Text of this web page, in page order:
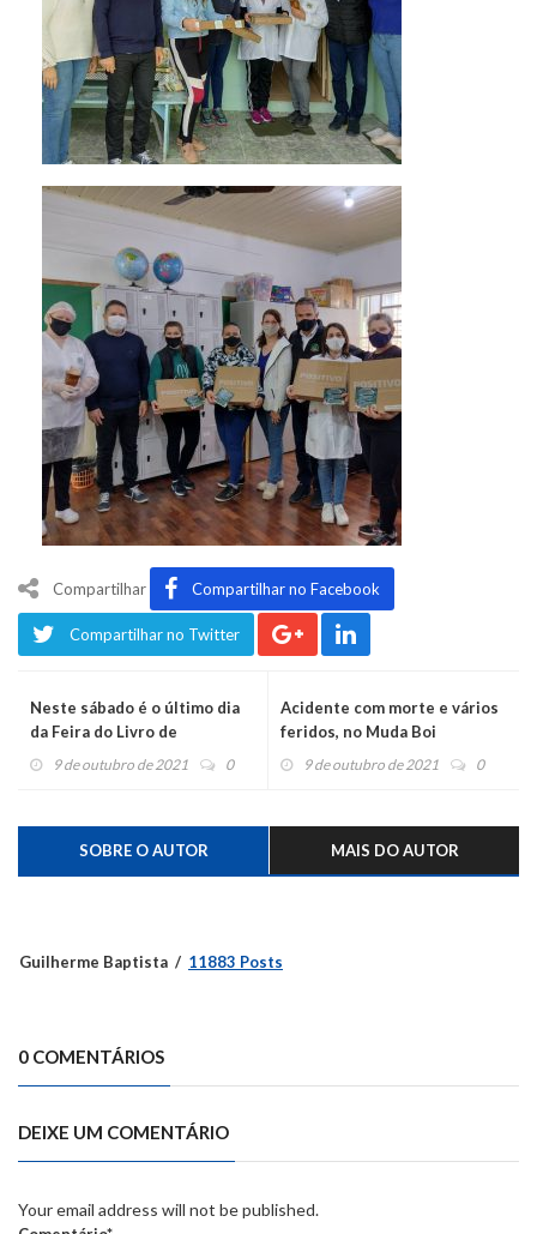
Compartilhar Compartilhar no Facebook
Compartilhar no Twitter
Neste sábado é o último dia
da Feira do Livro de
Montenegro
9 de outubro de 2021 0
Acidente com morte e vários
feridos, no Muda Boi
9 de outubro de 2021 0
SOBRE O AUTOR MAIS DO AUTOR
Guilherme Baptista 11883 Posts
0 COMENTÁRIOS
DEIXE UM COMENTÁRIO
Your email address will not be published.